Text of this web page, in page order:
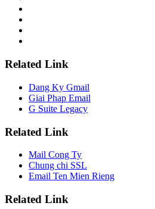
Related Link
Dang Ky Gmail
Giai Phap Email
G Suite Legacy
Related Link
Mail Cong Ty
Chung chi SSL
Email Ten Mien Rieng
Related Link